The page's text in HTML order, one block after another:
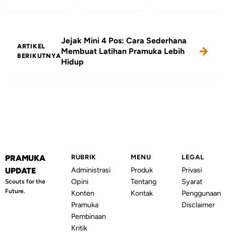
ARTIKEL
BERIKUTNYA
Jejak Mini 4 Pos: Cara Sederhana
Membuat Latihan Pramuka Lebih
Hidup
PRAMUKA
UPDATE
Scouts for the
Future.
RUBRIK
Administrasi
Opini
Konten
Pramuka
Pembinaan
Kritik
MENU
Produk
Tentang
Kontak
LEGAL
Privasi
Syarat
Penggunaan
Disclaimer